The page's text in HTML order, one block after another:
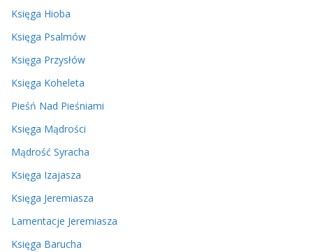
Księga Hioba
Księga Psalmów
Księga Przysłów
Księga Koheleta
Pieśń Nad Pieśniami
Księga Mądrości
Mądrość Syracha
Księga Izajasza
Księga Jeremiasza
Lamentacje Jeremiasza
Księga Barucha